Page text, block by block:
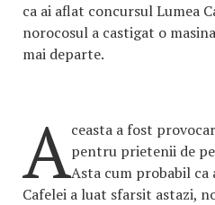
ca ai aflat concursul Lumea
norocosul a castigat o
mai departe.
Aceasta a fost
pentru prietenii de
Asta cum probabil ca
Cafelei a luat sfarsit astazi,